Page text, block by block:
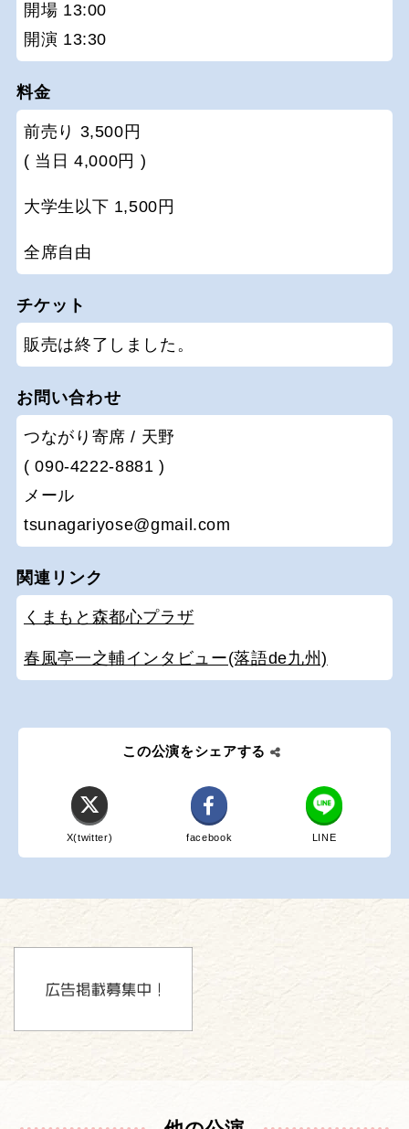
開場 13:00
開演 13:30
料金
前売り 3,500円
( 当日 4,000円 )
大学生以下 1,500円
全席自由
チケット
販売は終了しました。
お問い合わせ
つながり寄席 / 天野
( 090-4222-8881 )
メール
tsunagariyose@gmail.com
関連リンク
くまもと森都心プラザ
春風亭一之輔インタビュー(落語de九州)
この公演をシェアする
X(twitter) facebook LINE